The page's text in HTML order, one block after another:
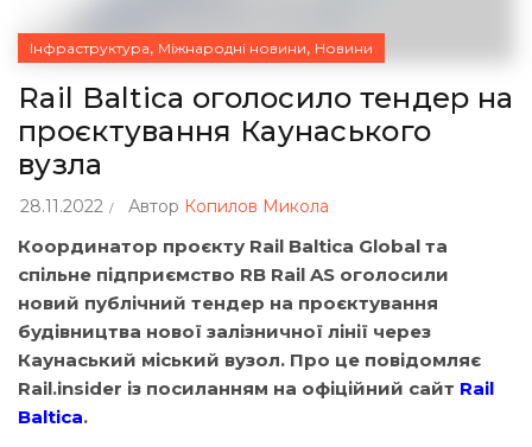
Інфраструктура, Міжнародні новини, Новини
Rail Baltica оголосило тендер на
проєктування Каунаського
вузла
28.11.2022 Автор Копилов Микола
Координатор проєкту Rail Baltica Global та
спільне підприємство RB Rail AS оголосили
новий публічний тендер на проєктування
будівництва нової залізничної лінії через
Каунаський міський вузол. Про це повідомляє
Rail.insider із посиланням на офіційний сайт Rail
Baltica.